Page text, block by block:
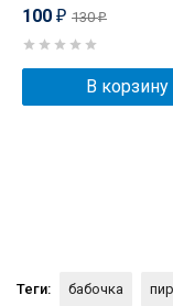
100 ₽ 130₽
В корзину
Теги: бабочка